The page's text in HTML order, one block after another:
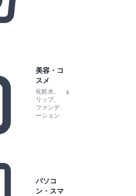
美容・コ
スメ
化粧水、
リップ、
ファンデ
ーション
パソコ
ン・スマ